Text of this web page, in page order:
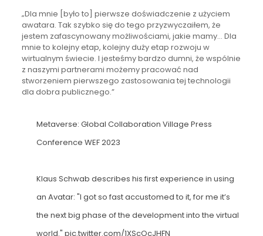
„Dla mnie [było to] pierwsze doświadczenie z użyciem
awatara. Tak szybko się do tego przyzwyczaiłem, że
jestem zafascynowany możliwościami, jakie mamy… Dla
mnie to kolejny etap, kolejny duży etap rozwoju w
wirtualnym świecie. I jesteśmy bardzo dumni, że wspólnie
z naszymi partnerami możemy pracować nad
stworzeniem pierwszego zastosowania tej technologii
dla dobra publicznego.”
Metaverse: Global Collaboration Village Press
Conference WEF 2023
Klaus Schwab describes his first experience in using
an Avatar: "I got so fast accustomed to it, for me it’s
the next big phase of the development into the virtual
world." pic.twitter.com/1XScOcJHFN